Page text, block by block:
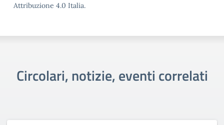
Attribuzione 4.0 Italia.
Circolari, notizie, eventi correlati